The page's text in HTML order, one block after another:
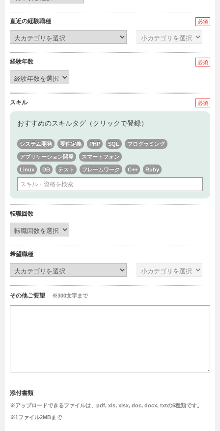
直近の経験職種 必須
経験年数 必須
スキル 必須
おすすめのスキルタグ（クリックで登録）
システム開発 要件定義 PHP SQL プログラミング
アプリケーション開発 スマートフォン
Linux DB テスト フレームワーク C++ Ruby
転職回数
希望職種
その他ご要望 ※300文字まで
添付書類
※アップロードできるファイルは、pdf, xls, xlsx, doc, docx, txtの6種類です。
※1ファイル2MBまで